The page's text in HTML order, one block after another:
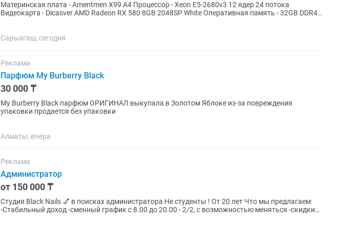
Материнская плата - Amentmen X99 A4 Процессор - Xeon E5-2680v3 12 ядер 24 потока
Видеокарта - Dicasver AMD Radeon RX 580 8GB 2048SP White Оперативная память - 32GB DDR4
Сарыагаш, сегодня
Реклама
Парфюм My Burberry Black
30 000 ₸
My Burberry Black парфюм ОРИГИНАЛ выкупала в Золотом Яблоке из-за повреждения
упаковки продается без упаковки
Алматы, вчера
Реклама
Администратор
от 150 000 ₸
Студия Black Nails 💅 в поисках администратора Не студенты ! От 20 лет Что мы предлагаем:
-Стабильный доход -сменный график с 8.00 до 20.00 - 2/2, с возможностью меняться -скидки